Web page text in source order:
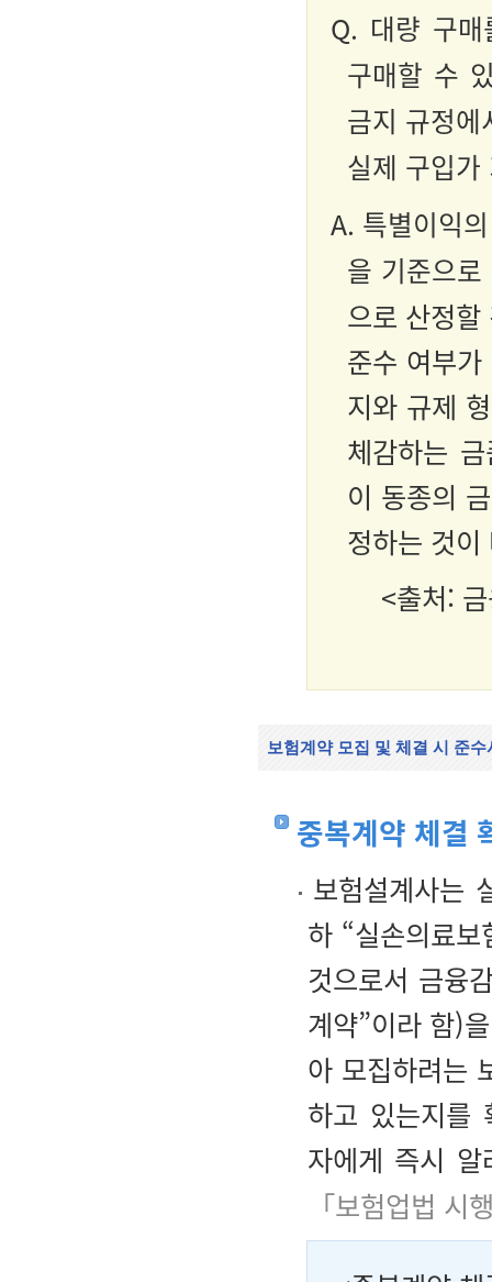
Q. 대량 구
구매할 수
금지 규정
실제 구입가
A. 특별이익
을 기준으
으로 산정
준수 여부
지와 규제
체감하는
이 동종의
정하는 것
<출처:
보험계약 모집 및 체결 시 준수
중복계약 체결
보험설계사는
하 “실손의료
것으로서 금융
계약”이라 함)
아 모집하려는
하고 있는지를
자에게 즉시
「보험업법 시